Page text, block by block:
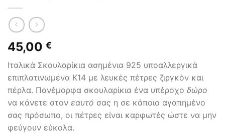
45,00 €
Ιταλικά Σκουλαρίκια ασημένια 925 υποαλλεργικά
επιπλατινωμένα Κ14 με λευκές πέτρες ζιργκόν και
πέρλα. Πανέμορφα σκουλαρίκια ένα υπέροχο δώρο
να κάνετε στον εαυτό σας η σε κάποιο αγαπημένο
σας πρόσωπο, οι πέτρες είναι καρφωτές ώστε να μην
φεύγουν εύκολα.